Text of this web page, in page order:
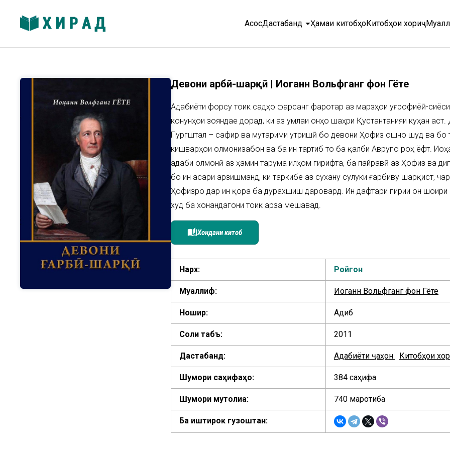
АсосӣДастабандӣarrow_drop_downҲамаи китобҳоКитобҳои хориҷӣ
Девони ғарбӣ-шарқӣ | Иоганн Вольфганг фон Гёте
Адабиёти форсу тоҷик садҳо фарсанг фаротар аз марзҳои ҷуғрофиёӣ-
конунҳои зояндае дорад, ки аз ҷумлаи онҳо шаҳри Қустантанияи куҳан
Пургштал – сафир ва мутарҷими утришӣ бо девони Ҳофиз ошно шуд ва бо
кишварҳои олмонизабон ва ба ин тартиб то ба қалби Аврупо роҳ ёфт.
адаби олмонӣ аз ҳамин тарҷума илҳом гирифта, ба пайравӣ аз Ҳофиз ва
бо ин асари арзишманд, ки таркибе аз сухану сулуки ғарбиву шарқист,
Ҳофизро дар ин қора ба дурахшиш даровард. Ин дафтари пирии он шоири
худ ба хонандагони тоҷик арза мешавад.
auto_storiesХондани китоб
Нарх: Ройгон
Муаллиф: Иоганн Вольфганг фон Гёте
Ношир: Адиб
Соли табъ: 2011
Дастабандӣ: Адабиёти ҷаҳон Китобҳои
Шумори саҳифаҳо: 384 саҳифа
Шумори мутолиа: 740 маротиба
Ба иштирок гузоштан: